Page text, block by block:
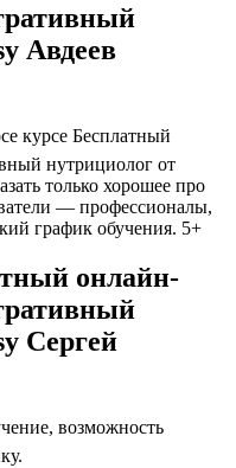
Авдеев
курсе Бесплатный
нутрициолог от
только хорошее про
— профессионалы,
график обучения. 5+
онлайн-
Сергей
возможность